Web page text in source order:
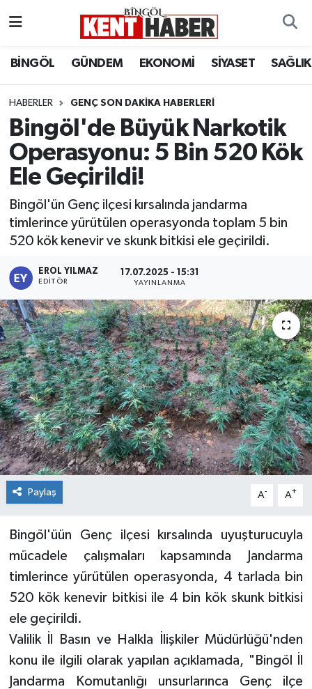
BİNGÖL GÜNDEM EKONOMİ SİYASET SAĞLIK
HABERLER GENÇ SON DAKIKA HABERLERI
Bingöl'de Büyük Narkotik
Operasyonu: 5 Bin 520 Kök
Ele Geçirildi!
Bingöl'ün Genç ilçesi kırsalında jandarma
timlerince yürütülen operasyonda toplam 5 bin
520 kök kenevir ve skunk bitkisi ele geçirildi.
EROL YILMAZ
EDITÖR
17.07.2025 - 15:31
YAYINLANMA
Paylaş A- A+
Bingöl'üün Genç ilçesi kırsalında uyuşturucuyla
mücadele çalışmaları kapsamında Jandarma
timlerince yürütülen operasyonda, 4 tarlada bin
520 kök kenevir bitkisi ile 4 bin kök skunk bitkisi
ele geçirildi.
Valilik İl Basın ve Halkla İlişkiler Müdürlüğü'nden
konu ile ilgili olarak yapılan açıklamada, "Bingöl İl
Jandarma Komutanlığı unsurlarınca Genç ilçe
BİLİM-TEKNOLOJİ
DÜNYA
EĞİTİM
GENÇ
GÜNDEM
KARLIOVA
KİĞI
MERKEZ
RESMİ İLANLAR
SAĞLIK
SİYASET
SPOR
YAYLADERE
YEDİSU
Bingöl Hava Durumu
Bingöl Namaz Vakitleri
Bingöl Trafik Yoğunluk Haritası
Tüm Manşetler
Son Dakika Haberleri
Haber Arşivi